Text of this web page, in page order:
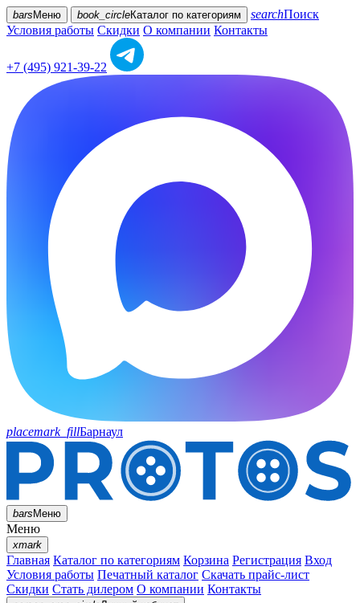
bars Меню book_circleКаталог по категориям searchПоиск
Условия работы Скидки О компании Контакты
+7 (495) 921-39-22
placemark_fillБарнаул
barsМеню
Меню
xmark
Главная Каталог по категориям Корзина Регистрация Вход
Условия работы Печатный каталог Скачать прайс-лист
Скидки Стать дилером О компании Контакты